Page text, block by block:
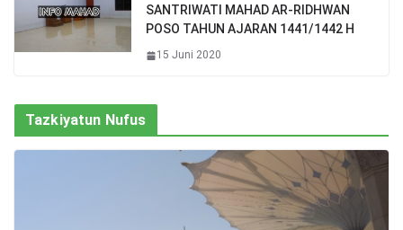
SANTRIWATI MAHAD AR-RIDHWAN
POSO TAHUN AJARAN 1441/1442 H
15 Juni 2020
Tazkiyatun Nufus